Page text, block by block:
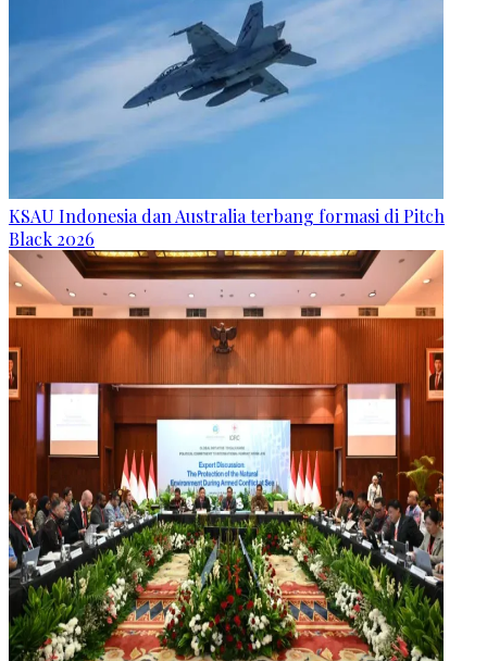
KSAU Indonesia dan Australia terbang formasi di Pitch
Black 2026